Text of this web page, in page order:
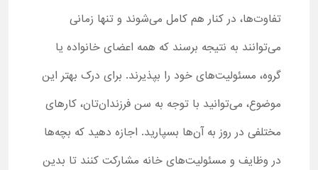
تفاوت‌ها، در کنار هم کامل می‌شوند و تنها زمانی
می‌توانند به نتیجه برسند که همه اعضای خانواده یا
گروه، مسئولیت‌های خود را بپذیرند. برای درک بهتر این
موضوع، می‌توانید با توجه به سن فرزندان‌تان، کارهای
مختلفی در روز به آن‌ها بسپارید. اجازه دهید که بچه‌ها
در وظایف و مسئولیت‌های خانه مشارکت کنند تا بدین